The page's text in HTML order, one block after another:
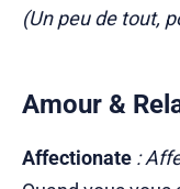
(Un peu de tout,
Amour &
Affectionate :